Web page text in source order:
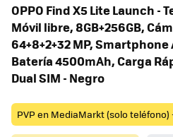
OPPO Find X5 Lite Launch -
Móvil libre, 8GB+256GB,
64+8+2+32 MP,
Batería 4500mAh, Carga
Dual SIM - Negro
PVP en MediaMarkt (solo